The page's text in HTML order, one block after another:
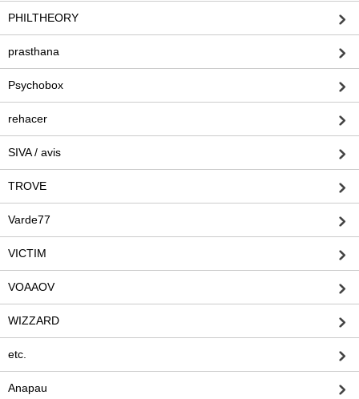
PHILTHEORY
prasthana
Psychobox
rehacer
SIVA / avis
TROVE
Varde77
VICTIM
VOAAOV
WIZZARD
etc.
Anapau